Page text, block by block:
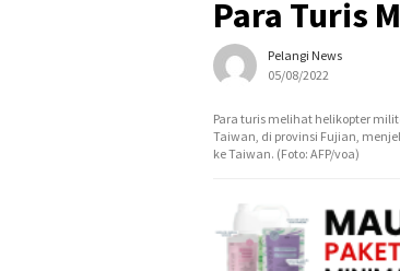
Para Turis
Pelangi News
05/08/2022
Para turis melihat helikopter
Taiwan, di provinsi Fujian,
ke Taiwan. (Foto: AFP/voa)